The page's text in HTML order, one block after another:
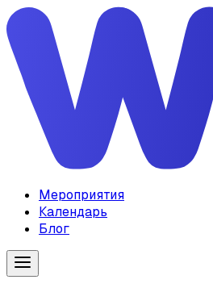
Мероприятия
Календарь
Блог